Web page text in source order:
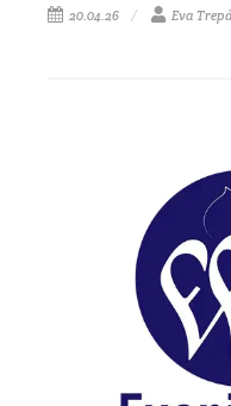
20.04.26 Eva